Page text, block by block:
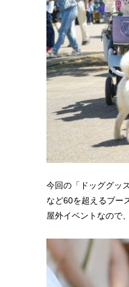
今回の「ドッググッ
など60を超えるブー
屋外イベントなので